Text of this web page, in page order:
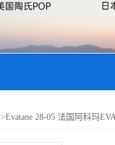
>Evatane 28-05 法国阿科玛